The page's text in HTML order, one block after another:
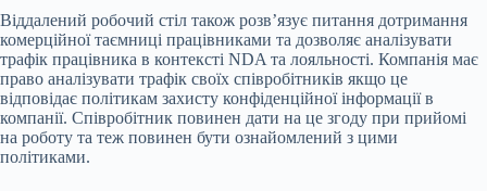
Віддалений робочий стіл також розвʼязує питання дотримання
комерційної таємниці працівниками та дозволяє аналізувати
трафік працівника в контексті NDA та лояльності. Компанія має
право аналізувати трафік своїх співробітників якщо це
відповідає політикам захисту конфіденційної інформації в
компанії. Співробітник повинен дати на це згоду при прийомі
на роботу та теж повинен бути ознайомлений з цими
політиками.